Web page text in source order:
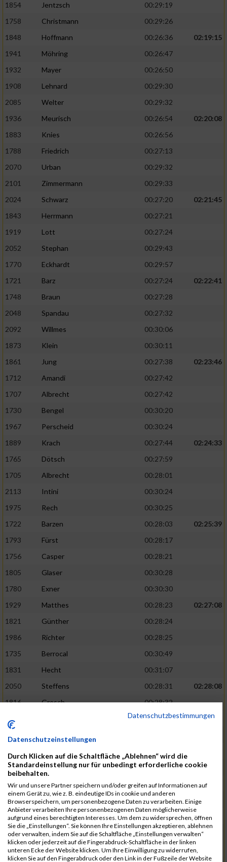
1854
Jentzsch
00:29:19
1758
Christmann
00:29:26
1848
Hoffmann 00:26:36
02:19:15
1941
Möhring
00:26:47
1932
Mayer
00:26:50
1908
Lehnard
00:29:30
2085
Welter
00:29:32
1936
Meurisch 00:26:54
02:20:08
1883
Knies
00:26:56
1788
Friedrich
00:27:13
2070
Urban
00:29:32
2101
Zimmermann
00:29:33
2024
Schwarz 00:27:20
02:21:45
1843
Herrmann
00:27:21
1919
Lott
00:27:24
2052
Stephan
00:29:43
1770
Eckhardt
00:29:57
1721
Barz 00:27:24
02:22:41
1748
Braun
00:27:28
2048
Spandau
00:27:32
2092
Willmes
00:30:06
1873
Klein
00:30:11
1861
Jung 00:27:38
02:23:46
1712
Amandi
00:27:42
1707
Albrecht
00:27:42
1730
Bengel
00:30:20
1967
Perscheid
00:30:24
1889
Krach 00:27:44
02:24:33
1765
Dötsch
00:27:59
1705
Albrecht
00:28:01
2113
Intini
00:30:24
1975
Rech
00:30:25
1722
Barzen 00:28:03
02:25:39
1793
Fürst
00:28:17
1756
Casper
00:28:21
1805
Glaser
00:30:28
1780
Exner
00:30:30
1929
Matthes 00:28:23
02:27:08
1821
Günther
00:28:24
1986
Richter
00:28:25
1735
Berrocal
00:30:49
1831
Hecht
00:31:07
2050
Steffens 00:28:31
02:28:08
1816
Gresch
00:28:32
1933
00:28:33
1865
Kasper 00:28:34
02:28:33
2073
Voß
00:28:34
1976
Rech
00:28:37
1856
Johann
00:31:23
1928
Martini
00:31:25
1944
Mrsic 00:28:40
02:29:00
Datenschutzbestimmungen
Datenschutzeinstellungen
Durch Klicken auf die Schaltfläche „Ablehnen“ wird die
Standardeinstellung nur für unbedingt erforderliche cookie
beibehalten.
Wir und unsere Partner speichern und/oder greifen auf Informationen auf
einem Gerät zu, wie z. B. eindeutige IDs in cookie und anderen
Browserspeichern, um personenbezogene Daten zu verarbeiten. Einige
Anbieter verarbeiten Ihre personenbezogenen Daten möglicherweise
aufgrund eines berechtigten Interesses. Um dem zu widersprechen, öffnen
Sie die „Einstellungen“. Sie können Ihre Einstellungen akzeptieren, ablehnen
oder verwalten, indem Sie auf die Schaltfläche „Einstellungen verwalten“
klicken oder jederzeit auf die Fingerabdruck-Schaltfläche in der linken
unteren Ecke der Website klicken. Um Ihre Einwilligung zu widerrufen,
klicken Sie auf den Fingerabdruck oder den Link in der Fußzeile der Website